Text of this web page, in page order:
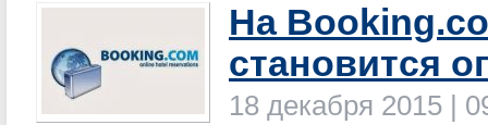
На
становится
18 декабря 2015 |